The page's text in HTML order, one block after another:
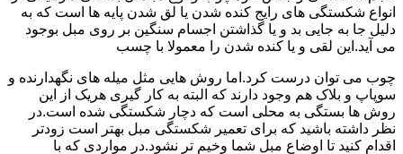
انواع شکستگی های رایج کنده شدن یا لق شدن پایه ها است که به
دلیل جا به جایی بد و یا گذاشتن اجسام سنگین بر روی مبل بوجود
می آید.این لقی و یا کنده شدن را معمولا با چسب
چوب می توان درست کرد.اما روش هایی مثل میله های نگهدارنده و
سوپاپ و بلاک هم وجود دارند که البته به کار گیری هریک از این
روش ها بستگی به محلی است که دچار شکستگی شده است.در
نظر داشته باشید که برای تعمیر شکستگی مبل بهتر است زودتر
اقدام کنید تا اوضاع مبل شما وخیم تر نشود.در مواردی که با